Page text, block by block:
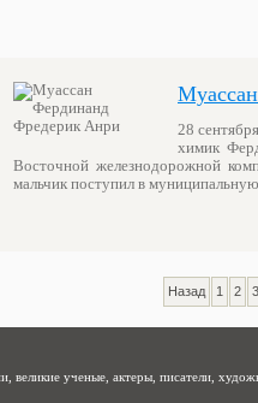
28
химик
Восточной железнодорожной
мальчик поступил в
Назад 1 2 3
великие ученые, актеры, писатели,